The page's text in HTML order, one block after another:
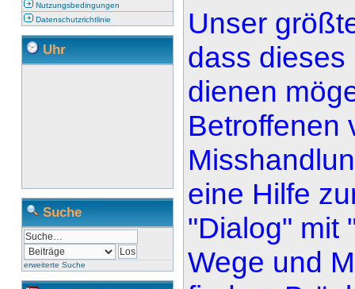
Nutzungsbedingungen
Datenschutzrichtlinie
Uhr
Suche
erweiterte Suche
Unser
dass
dienen
Betroffenen
eine Hilfe
"Dialog" mit
Wege und